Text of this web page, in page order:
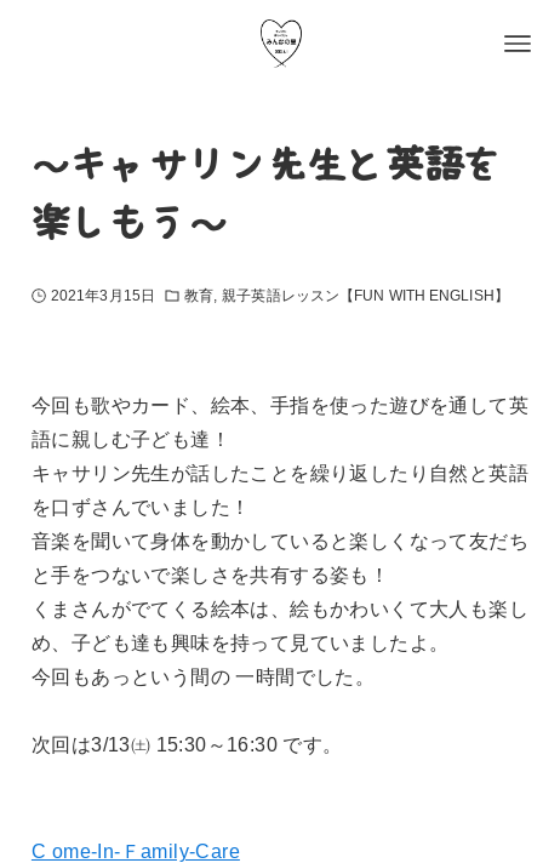
～キャサリン先生と英語を
楽しもう～
2021年3月15日 教育 親子英語レッスン【FUN WITH ENGLISH】
今回も歌やカード、絵本、手指を使った遊びを通して英
語に親しむ子ども達！
キャサリン先生が話したことを繰り返したり自然と英語
を口ずさんでいました！
音楽を聞いて身体を動かしていると楽しくなって友だち
と手をつないで楽しさを共有する姿も！
くまさんがでてくる絵本は、絵もかわいくて大人も楽し
め、子ども達も興味を持って見ていましたよ。
今回もあっという間の 一時間でした。
次回は3/13㈯ 15:30～16:30 です。
C ome-In-Ｆamily-Care